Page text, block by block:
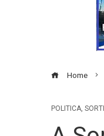
Home
POLITICA,